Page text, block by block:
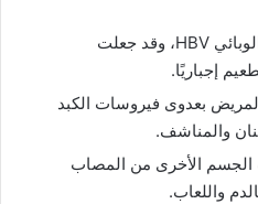
التطعيم ضد الالتهاب الوبائي HBV، وقد جعلت
إجباريًا.
بعدوى فيروسات الكبد
والمناشف.
الجسم الأخرى من المصاب
واللعاب.